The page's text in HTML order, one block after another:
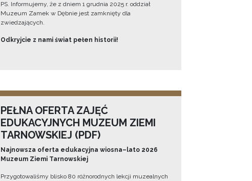
PS. Informujemy, że z dniem 1 grudnia 2025 r. oddział
Muzeum Zamek w Dębnie jest zamknięty dla
zwiedzających.
Odkryjcie z nami świat pełen historii!
PEŁNA OFERTA ZAJĘĆ
EDUKACYJNYCH MUZEUM ZIEMI
TARNOWSKIEJ (PDF)
Najnowsza oferta edukacyjna wiosna–lato 2026
Muzeum Ziemi Tarnowskiej
Przygotowaliśmy blisko 80 różnorodnych lekcji muzealnych